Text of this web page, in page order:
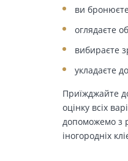
ви
оглядаєте
вибираєте
укладаєте
Приїжджайте
оцінку всіх
допоможемо з
іногородніх